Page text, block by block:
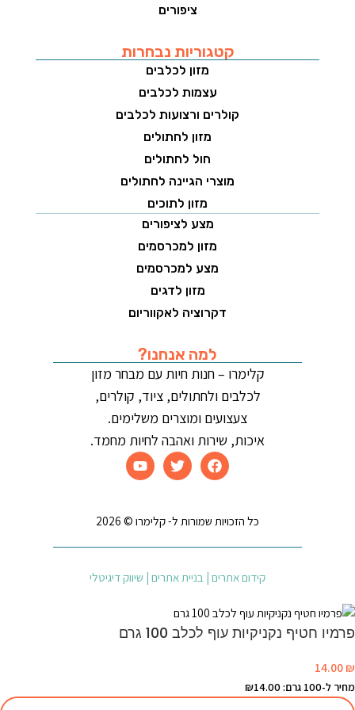
ציפורים
קטגוריות נבחרות
מזון לכלבים
עצמות לכלבים
קולרים ורצועות לכלבים
מזון לחתולים
חול לחתולים
מוצרי הגיינה לחתולים
מזון לתוכים
מצע לציפורים
מזון למכרסמים
מצע למכרסמים
מזון לדגים
דקרוציה לאקווריום
למה אנחנו?
קלימרו – חנות חיות עם מבחר מזון
לכלבים ולחתולים, ציוד, קולרים,
צעצועים ומוצרים משלימים.
איכות, שירות ואהבה לחיות מחמד.
כל הזכויות שמורות ל- קלימרו © 2026
קידום אתרים | בניית אתרים | שיווק דיגיטלי
פרמיו חטיף נקניקיות עוף לכלב 100 גרם
14.00 ₪
מחיר ל-100 גרם: ₪14.00